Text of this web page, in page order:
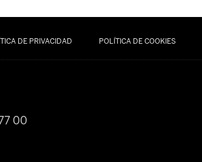
DE PRIVACIDAD POLÍTICA DE COOKIES
00